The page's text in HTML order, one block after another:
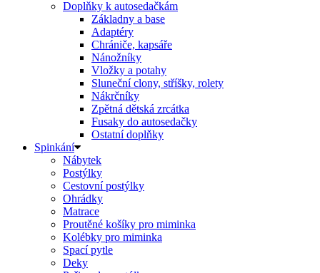
Doplňky k autosedačkám
Základny a base
Adaptéry
Chrániče, kapsáře
Nánožníky
Vložky a potahy
Sluneční clony, stříšky, rolety
Nákrčníky
Zpětná dětská zrcátka
Fusaky do autosedačky
Ostatní doplňky
Spinkání
Nábytek
Postýlky
Cestovní postýlky
Ohrádky
Matrace
Proutěné košíky pro miminka
Kolébky pro miminka
Spací pytle
Deky